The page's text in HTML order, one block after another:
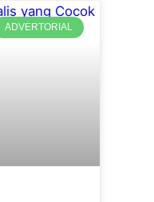
ADVERTORIAL